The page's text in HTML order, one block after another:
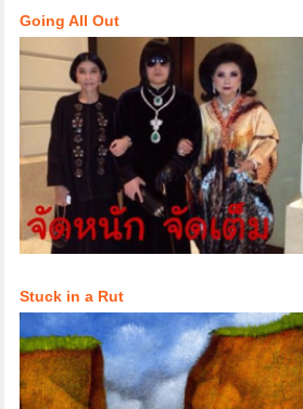
Going All Out
Stuck in a Rut